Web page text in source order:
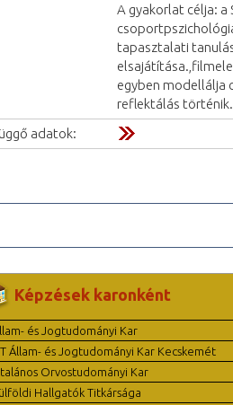
A gyakorlat célja: a
tapasztalati
egyben modellálja
reflektálás történik.
adatok:
Képzések karonként
és Jogtudományi Kar
Állam- és Jogtudományi Kar Kecskemét
Orvostudományi Kar
Hallgatók Titkársága